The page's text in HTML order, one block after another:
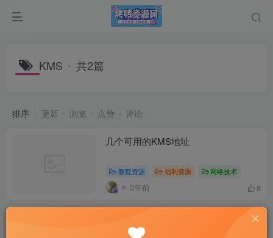
KMS 共2篇
排序 更新 浏览 点赞 评论
几个可用的KMS地址
教程资源 福利资源 网络技术
3年前 8
Windows永久激活工具